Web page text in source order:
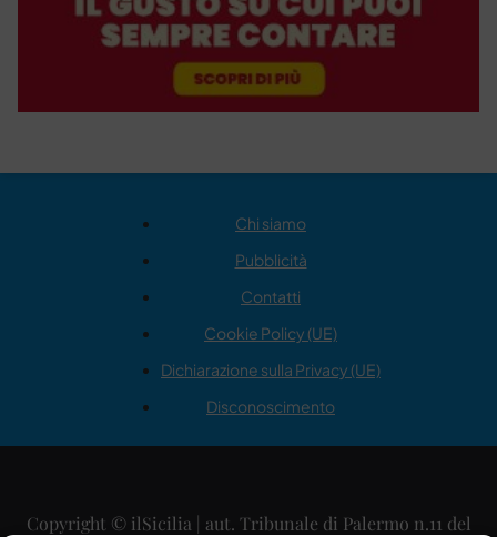
Chi siamo
Pubblicità
Contatti
Cookie Policy (UE)
Dichiarazione sulla Privacy (UE)
Disconoscimento
Copyright © ilSicilia | aut. Tribunale di Palermo n.11 del